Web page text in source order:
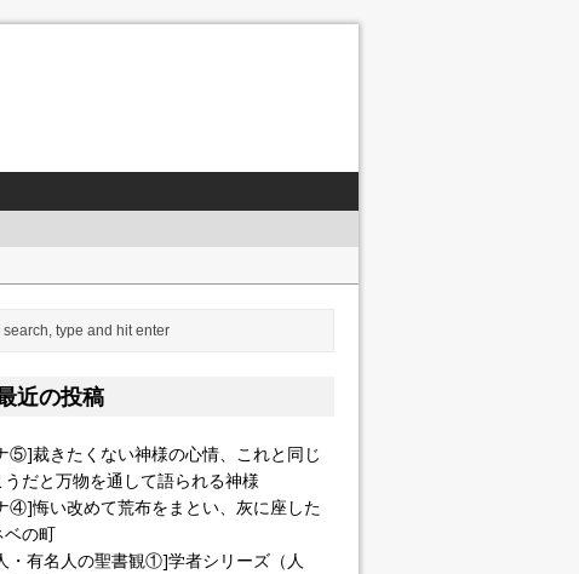
して語られる神様
近の投稿
⑤]裁きたくない神様の心情、これと同じ
うだと万物を通して語られる神様
④]悔い改めて荒布をまとい、灰に座した
ベの町
・有名人の聖書観①]学者シリーズ（人